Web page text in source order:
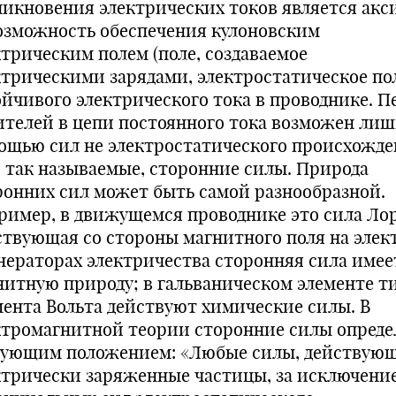
электрических токов является
обеспечения кулоновским
полем (поле, создаваемое
зарядами, электростатическое
электрического тока в проводнике.
в цепи постоянного тока возможен
сил не электростатического
так называемые, сторонние силы. Природа
сил может быть самой разнообразной.
в движущемся проводнике это сила
со стороны магнитного поля на
электричества сторонняя сила
природу; в гальваническом элементе
Вольта действуют химические силы. В
теории сторонние силы
положением: «Любые силы,
заряженные частицы, за